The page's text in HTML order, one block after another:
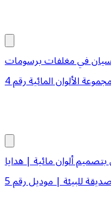
في مغلفات برسومات
الألوان المائية رقم 4
بتصميم ألوان مائية | هدايا
للبيئة | موديل رقم 5